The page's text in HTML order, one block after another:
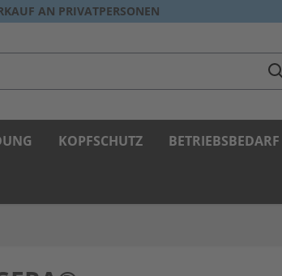
AN PRIVATPERSONEN
KOPFSCHUTZ BETRIEBSBEDARF